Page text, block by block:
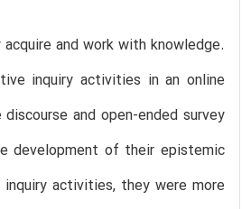
and work with knowledge.
inquiry activities in an online
and open-ended survey
development of their epistemic
activities, they were more